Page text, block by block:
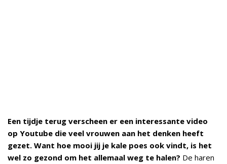
Een tijdje terug verscheen er een interessante video
op Youtube die veel vrouwen aan het denken heeft
gezet. Want hoe mooi jij je kale poes ook vindt, is het
wel zo gezond om het allemaal weg te halen? De haren